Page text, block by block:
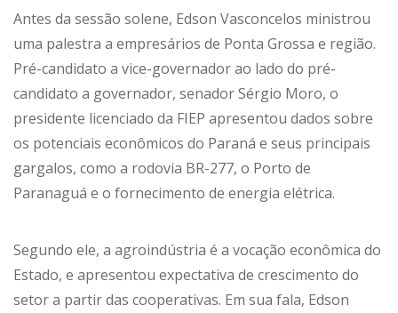
Antes da sessão solene, Edson Vasconcelos ministrou
uma palestra a empresários de Ponta Grossa e região.
Pré-candidato a vice-governador ao lado do pré-
candidato a governador, senador Sérgio Moro, o
presidente licenciado da FIEP apresentou dados sobre
os potenciais econômicos do Paraná e seus principais
gargalos, como a rodovia BR-277, o Porto de
Paranaguá e o fornecimento de energia elétrica.
Segundo ele, a agroindústria é a vocação econômica do
Estado, e apresentou expectativa de crescimento do
setor a partir das cooperativas. Em sua fala, Edson